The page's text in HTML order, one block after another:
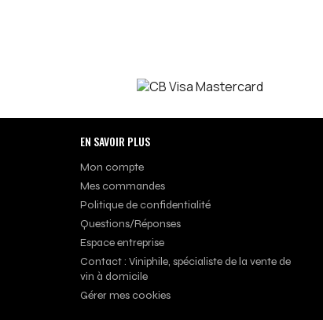
EN SAVOIR PLUS
Mon compte
Mes commandes
Politique de confidentialité
Questions/Réponses
Espace entreprise
Contact : Viniphile, spécialiste de la vente de
vin à domicile
Gérer mes cookies